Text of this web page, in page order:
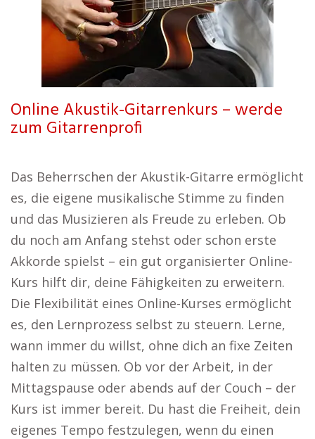
Online Akustik-Gitarrenkurs – werde
zum Gitarrenprofi
Das Beherrschen der Akustik-Gitarre ermöglicht
es, die eigene musikalische Stimme zu finden
und das Musizieren als Freude zu erleben. Ob
du noch am Anfang stehst oder schon erste
Akkorde spielst – ein gut organisierter Online-
Kurs hilft dir, deine Fähigkeiten zu erweitern.
Die Flexibilität eines Online-Kurses ermöglicht
es, den Lernprozess selbst zu steuern. Lerne,
wann immer du willst, ohne dich an fixe Zeiten
halten zu müssen. Ob vor der Arbeit, in der
Mittagspause oder abends auf der Couch – der
Kurs ist immer bereit. Du hast die Freiheit, dein
eigenes Tempo festzulegen, wenn du einen